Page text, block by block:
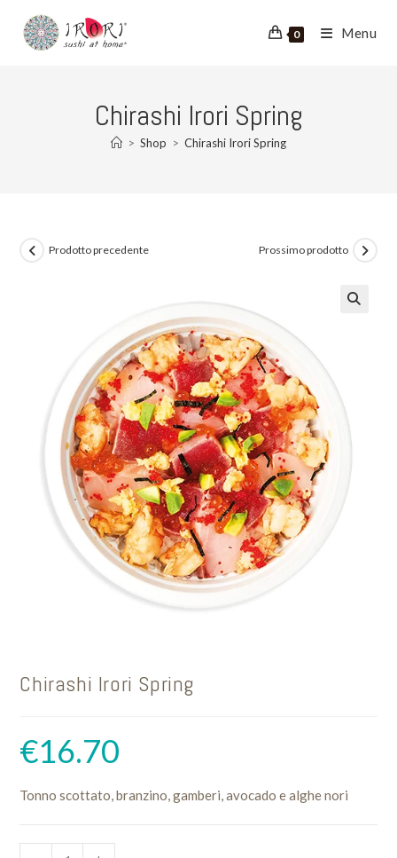
contenuto
0 Menu
Chirashi Irori Spring
> Shop > Chirashi Irori Spring
Prodotto precedente Prossimo prodotto
Chirashi Irori Spring
€16.70
Tonno scottato, branzino, gamberi, avocado e alghe nori